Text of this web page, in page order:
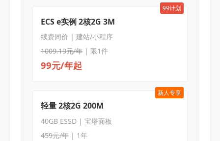
99计划
ECS e实例 2核2G 3M
续费同价 | 建站/小程序
1009.19元/年| 限1件
99元/年起
新人专享
轻量 2核2G 200M
40GB ESSD | 宝塔面板
459元/年| 1年